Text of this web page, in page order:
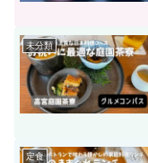
未分類
定食